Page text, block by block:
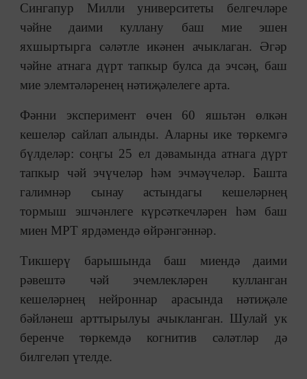
Сингапур Милли университеты белгечләре
чәйне даими куллану баш мие эшен
яхшыртырга сәләтле икәнен ачыклаган. Әгәр
чәйне атнага дүрт тапкыр булса да эчсәң, баш
мие элемтәләренең нәтиҗәлелеге арта.
Фәнни эксперимент өчен 60 яшьтән өлкән
кешеләр сайлап алынды. Аларны ике төркемгә
бүлделәр: соңгы 25 ел дәвамында атнага дүрт
тапкыр чәй эчүчеләр һәм эчмәүчеләр. Башта
галимнәр сынау астындагы кешеләрнең
тормыш эшчәнлеге күрсәткечләрен һәм баш
миен МРТ ярдәмендә өйрәнгәннәр.
Тикшерү барышында баш миендә даими
рәвештә чәй эчемлекләрен кулланган
кешеләрнең нейроннар арасында нәтиҗәле
бәйләнеш арттырылуы ачыкланган. Шулай ук
беренче төркемдә когнитив сәләтләр дә
билгеләп үтелде.